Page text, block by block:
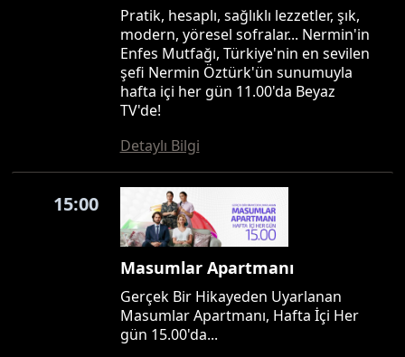
Pratik, hesaplı, sağlıklı lezzetler, şık,
modern, yöresel sofralar... Nermin'in
Enfes Mutfağı, Türkiye'nin en sevilen
şefi Nermin Öztürk'ün sunumuyla
hafta içi her gün 11.00'da Beyaz
TV'de!
Detaylı Bilgi
15:00
Masumlar Apartmanı
Gerçek Bir Hikayeden Uyarlanan
Masumlar Apartmanı, Hafta İçi Her
gün 15.00'da...